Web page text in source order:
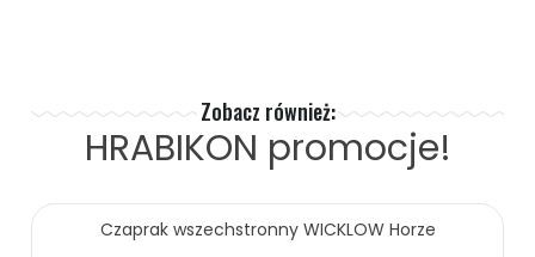
Zobacz również:
HRABIKON promocje!
Czaprak wszechstronny WICKLOW Horze